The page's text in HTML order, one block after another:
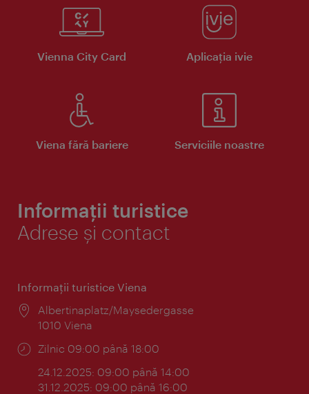
Vienna City Card Aplicaţia ivie
Viena fără bariere Serviciile noastre
Informații turistice
Adrese și contact
Informaţii turistice Viena
Locul:
Albertinaplatz/Maysedergasse
1010 Viena
Program:
Zilnic 09:00 până 18:00
24.12.2025: 09:00 până 14:00
31.12.2025: 09:00 până 16:00